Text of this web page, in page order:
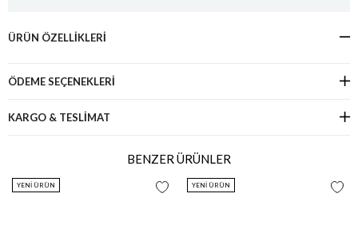
ÜRÜN ÖZELLIKLERI
ÖDEME SEÇENEKLERI
KARGO & TESLİMAT
BENZER ÜRÜNLER
YENI ÜRÜN YENI ÜRÜN